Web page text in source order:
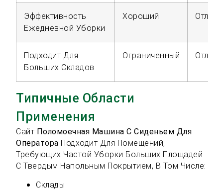
Эффективность
Ежедневной Уборки
Хороший
Подходит Для
Больших Складов
Ограниченный
Типичные Области
Применения
Сайт Поломоечная Машина С Сиденьем Для
Оператора Подходит Для Помещений,
Требующих Частой Уборки Больших Площадей
С Твердым Напольным Покрытием, В Том Числе:
Склады